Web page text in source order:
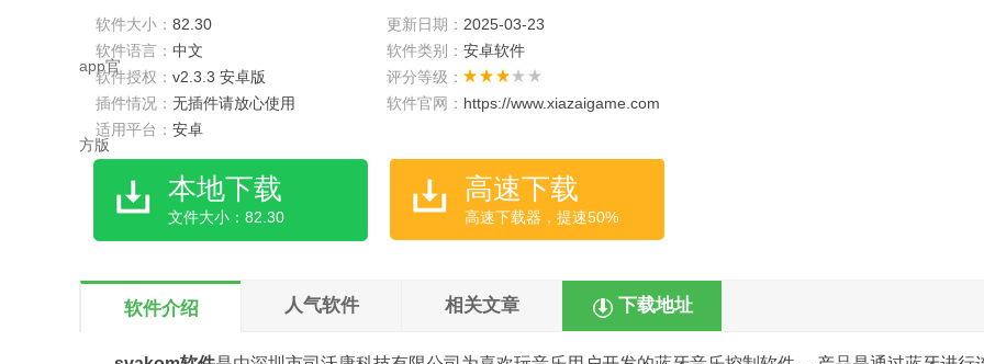
软件大小： 82.30 更新日期： 2025-03-23
软件语言： 中文 软件类别： 安卓软件
软件授权： v2.3.3 安卓版
评分等级：
插件情况： 无插件请放心使用 软件官网： https://www.xiazaigame.com
适用平台： 安卓
本地下载
文件大小：82.30
高速下载
高速下载器，提速50%
软件介绍 人气软件 相关文章 下载地址